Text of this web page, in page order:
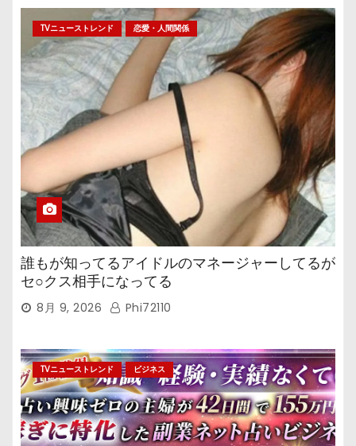
TVニューストレンド 恋愛・人間関係
誰もが知ってるアイドルのマネージャーしてるが
セ○クス相手になってる
8月 9, 2026 Phi72110
TVニューストレンド ビジネス